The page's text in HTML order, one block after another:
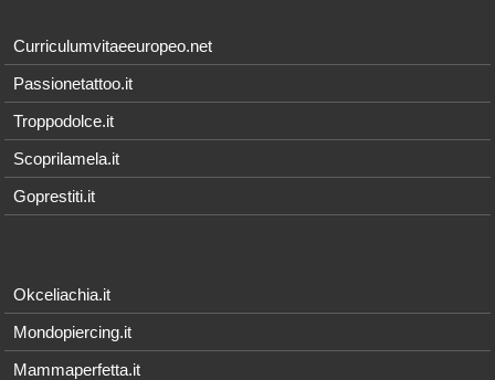
Curriculumvitaeeuropeo.net
Passionetattoo.it
Troppodolce.it
Scoprilamela.it
Goprestiti.it
Okceliachia.it
Mondopiercing.it
Mammaperfetta.it